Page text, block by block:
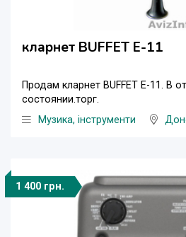
кларнет BUFFET E-11
Продам кларнет BUFFET E-11. В
состоянии.торг.
Музика, інструменти
1 400 грн.